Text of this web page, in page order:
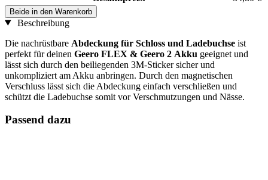
Beide in den Warenkorb
Beschreibung
Die nachrüstbare Abdeckung für Schloss und Ladebuchse ist
perfekt für deinen Geero FLEX & Geero 2 Akku geeignet und
lässt sich durch den beiliegenden 3M-Sticker sicher und
unkompliziert am Akku anbringen. Durch den magnetischen
Verschluss lässt sich die Abdeckung einfach verschließen und
schützt die Ladebuchse somit vor Verschmutzungen und Nässe.
Passend dazu